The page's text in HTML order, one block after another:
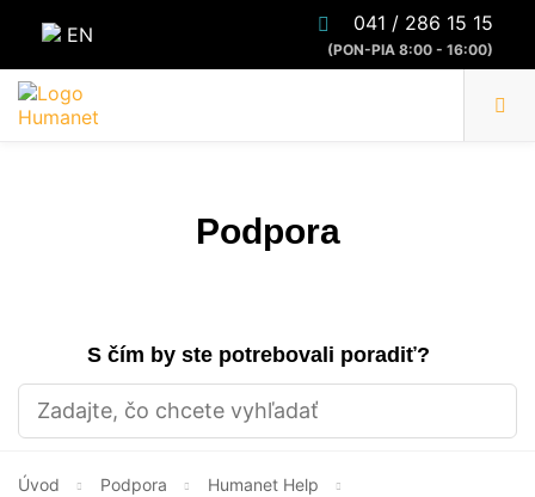
EN 041 / 286 15 15
(PON-PIA 8:00 - 16:00)
Podpora
S čím by ste potrebovali poradiť?
Úvod Podpora
Humanet Help